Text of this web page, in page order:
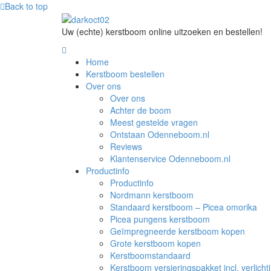
Back to top
Uw (echte) kerstboom online uitzoeken en bestellen!
Home
Kerstboom bestellen
Over ons
Over ons
Achter de boom
Meest gestelde vragen
Ontstaan Odenneboom.nl
Reviews
Klantenservice Odenneboom.nl
Productinfo
Productinfo
Nordmann kerstboom
Standaard kerstboom – Picea omorika
Picea pungens kerstboom
Geïmpregneerde kerstboom kopen
Grote kerstboom kopen
Kerstboomstandaard
Kerstboom versieringspakket incl.